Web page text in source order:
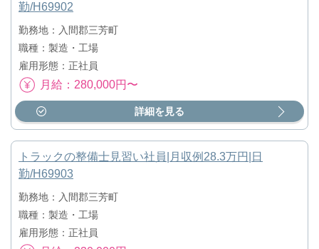
勤/H69902
勤務地：入間郡三芳町
職種：製造・工場
雇用形態：正社員
月給：280,000円〜
詳細を見る
トラックの整備士見習い社員|月収例28.3万円|日
勤/H69903
勤務地：入間郡三芳町
職種：製造・工場
雇用形態：正社員